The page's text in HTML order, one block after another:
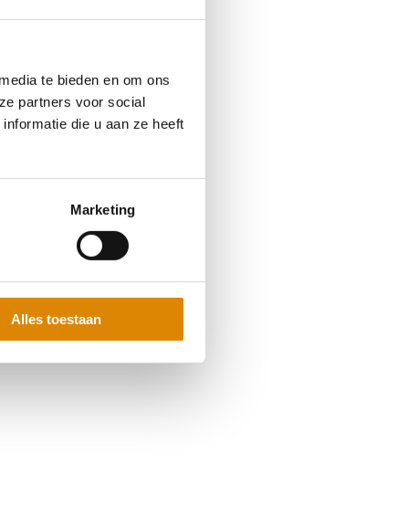
te bieden en om ons
partners voor social
die u aan ze heeft
Marketing
Alles toestaan